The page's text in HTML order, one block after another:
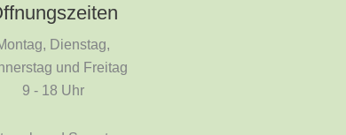
Dienstag,
und Freitag
9 - 18 Uhr